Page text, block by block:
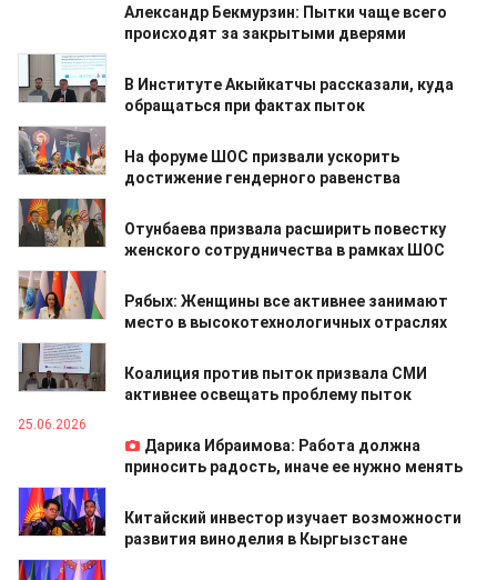
Александр Бекмурзин: Пытки чаще всего
происходят за закрытыми дверями
26.06.2026
В Институте Акыйкатчы рассказали, куда
обращаться при фактах пыток
26.06.2026
На форуме ШОС призвали ускорить
достижение гендерного равенства
26.06.2026
Отунбаева призвала расширить повестку
женского сотрудничества в рамках ШОС
26.06.2026
Рябых: Женщины все активнее занимают
место в высокотехнологичных отраслях
26.06.2026
Коалиция против пыток призвала СМИ
активнее освещать проблему пыток
25.06.2026
Дарика Ибраимова: Работа должна
приносить радость, иначе ее нужно менять
24.06.2026
Китайский инвестор изучает возможности
развития виноделия в Кыргызстане
24.06.2026